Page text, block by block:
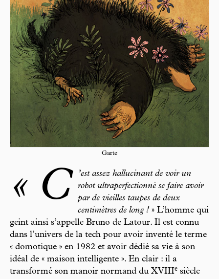
Garte
« C
’est assez hallucinant de voir un
robot ultraperfectionné se faire avoir
par de vieilles taupes de deux
centimètres de long ! » L’homme qui
geint ainsi s’appelle Bruno de Latour. Il est connu
dans l’univers de la tech pour avoir inventé le terme
« domotique » en 1982 et avoir dédié sa vie à son
idéal de « maison intelligente ». En clair : il a
transformé son manoir normand du XVIIIe siècle